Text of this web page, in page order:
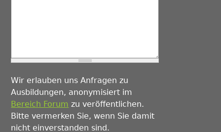
Wir erlauben uns Anfragen zu
Ausbildungen, anonymisiert im
Bereich Forum zu veröffentlichen.
Bitte vermerken Sie, wenn Sie damit
nicht einverstanden sind.